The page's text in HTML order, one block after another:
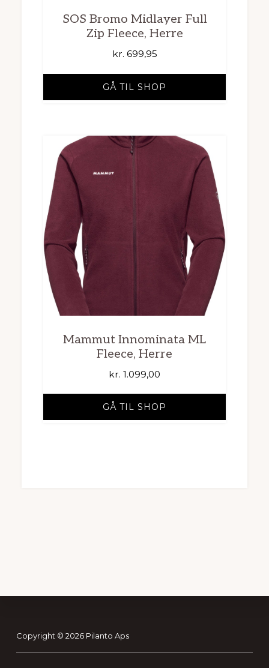
SOS Bromo Midlayer Full
Zip Fleece, Herre
kr. 699,95
GÅ TIL SHOP
Mammut Innominata ML
Fleece, Herre
kr. 1.099,00
GÅ TIL SHOP
Footer
Copyright © 2026 Pilanto Aps